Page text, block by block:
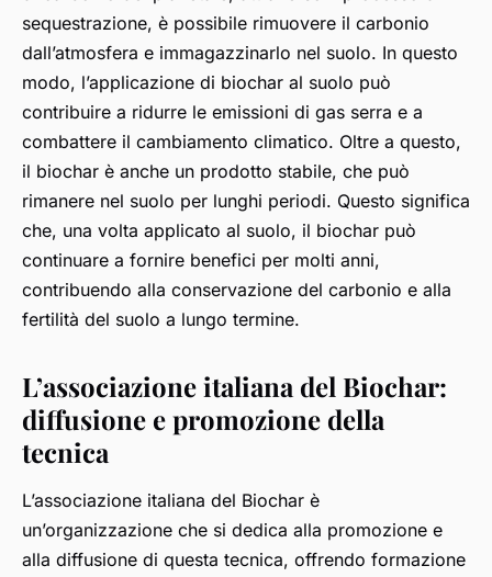
sequestrazione, è possibile rimuovere il carbonio
dall’atmosfera e immagazzinarlo nel suolo. In questo
modo, l’applicazione di biochar al suolo può
contribuire a ridurre le emissioni di gas serra e a
combattere il cambiamento climatico. Oltre a questo,
il biochar è anche un prodotto stabile, che può
rimanere nel suolo per lunghi periodi. Questo significa
che, una volta applicato al suolo, il biochar può
continuare a fornire benefici per molti anni,
contribuendo alla conservazione del carbonio e alla
fertilità del suolo a lungo termine.
L’associazione italiana del Biochar:
diffusione e promozione della
tecnica
L’associazione italiana del Biochar è
un’organizzazione che si dedica alla promozione e
alla diffusione di questa tecnica, offrendo formazione